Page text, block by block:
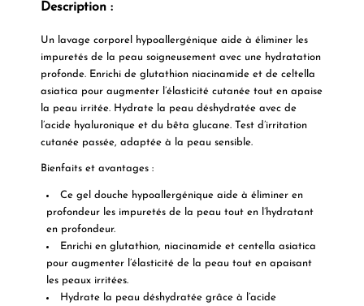
Description :
Un lavage corporel hypoallergénique aide à éliminer les
impuretés de la peau soigneusement avec une hydratation
profonde. Enrichi de glutathion niacinamide et de celtella
asiatica pour augmenter l’élasticité cutanée tout en apaise
la peau irritée. Hydrate la peau déshydratée avec de
l’acide hyaluronique et du bêta glucane. Test d’irritation
cutanée passée, adaptée à la peau sensible.
Bienfaits et avantages :
Ce gel douche hypoallergénique aide à éliminer en
profondeur les impuretés de la peau tout en l’hydratant
en profondeur.
Enrichi en glutathion, niacinamide et centella asiatica
pour augmenter l’élasticité de la peau tout en apaisant
les peaux irritées.
Hydrate la peau déshydratée grâce à l’acide